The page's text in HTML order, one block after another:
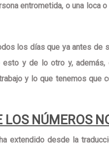
entrometida, o una loca
los días que ya antes de
y de lo otro y, además,
y lo que tenemos que
LOS NÚMEROS
extendido desde la